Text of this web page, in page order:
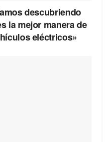
descubriendo
la mejor manera de
eléctricos»